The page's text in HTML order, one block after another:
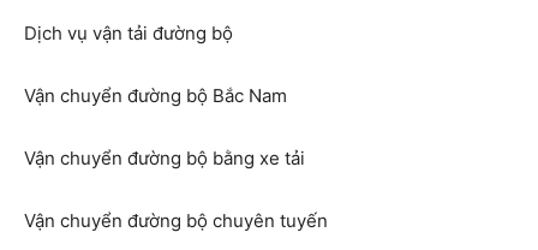
Dịch vụ vận tải đường bộ
Vận chuyển đường bộ Bắc Nam
Vận chuyển đường bộ bằng xe tải
Vận chuyển đường bộ chuyên tuyến